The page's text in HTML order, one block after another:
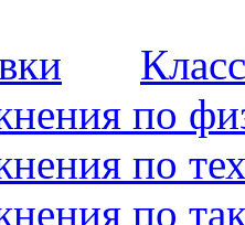
по
по
по